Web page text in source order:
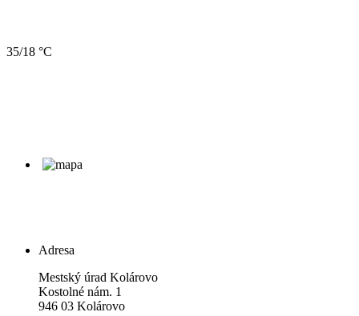
35/18 °C
Adresa
Mestský úrad Kolárovo
Kostolné nám. 1
946 03 Kolárovo